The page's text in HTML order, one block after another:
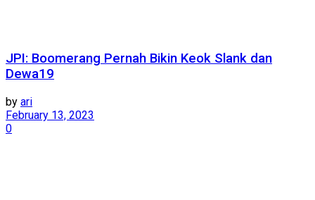
JPI: Boomerang Pernah Bikin Keok Slank dan
Dewa19
by ari
February 13, 2023
0